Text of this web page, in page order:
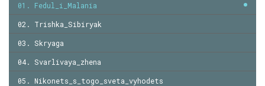
01. Fedul_i_Malania
02. Trishka_Sibiryak
03. Skryaga
04. Svarlivaya_zhena
05. Nikonets_s_togo_sveta_vyhodets